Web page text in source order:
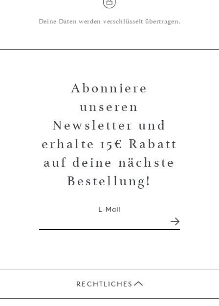
Deine Daten werden verschlüsselt übertragen.
Abonniere
unseren
Newsletter und
erhalte 15€ Rabatt
auf deine nächste
Bestellung!
E-Mail
RECHTLICHES